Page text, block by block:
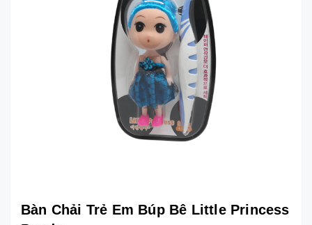
Bàn Chải Trẻ Em Búp Bê Little Princess